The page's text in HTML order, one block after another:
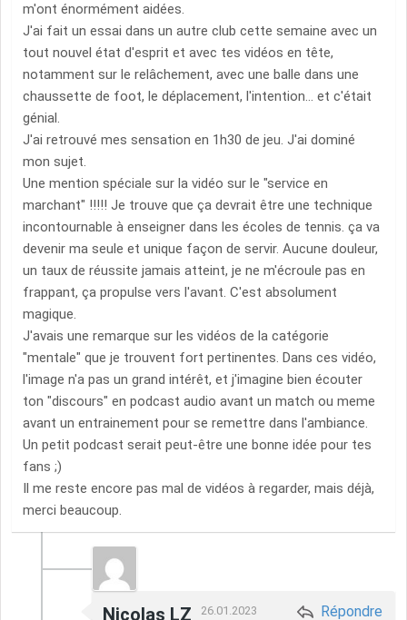
m'ont énormément aidées.
J'ai fait un essai dans un autre club cette semaine avec un
tout nouvel état d'esprit et avec tes vidéos en tête,
notamment sur le relâchement, avec une balle dans une
chaussette de foot, le déplacement, l'intention... et c'était
génial.
J'ai retrouvé mes sensation en 1h30 de jeu. J'ai dominé
mon sujet.
Une mention spéciale sur la vidéo sur le "service en
marchant" !!!!! Je trouve que ça devrait être une technique
incontournable à enseigner dans les écoles de tennis. ça va
devenir ma seule et unique façon de servir. Aucune douleur,
un taux de réussite jamais atteint, je ne m'écroule pas en
frappant, ça propulse vers l'avant. C'est absolument
magique.
J'avais une remarque sur les vidéos de la catégorie
"mentale" que je trouvent fort pertinentes. Dans ces vidéo,
l'image n'a pas un grand intérêt, et j'imagine bien écouter
ton "discours" en podcast audio avant un match ou meme
avant un entrainement pour se remettre dans l'ambiance.
Un petit podcast serait peut-être une bonne idée pour tes
fans ;)
Il me reste encore pas mal de vidéos à regarder, mais déjà,
merci beaucoup.
Nicolas LZ 26.01.2023 Répondre